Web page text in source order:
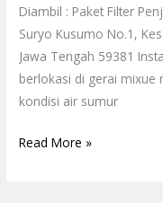
Diambil : Paket Filter
Suryo Kusumo No.1,
Jawa Tengah 59381
berlokasi di gerai mixue
kondisi air sumur
Read More »